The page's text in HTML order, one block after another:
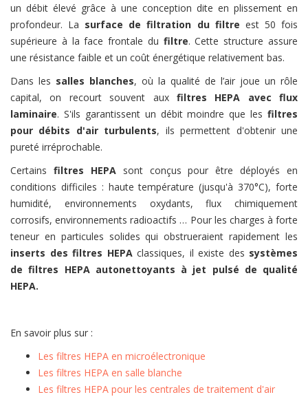
un débit élevé grâce à une conception dite en plissement en
profondeur. La surface de filtration du filtre est 50 fois
supérieure à la face frontale du filtre. Cette structure assure
une résistance faible et un coût énergétique relativement bas.
Dans les salles blanches, où la qualité de l’air joue un rôle
capital, on recourt souvent aux filtres HEPA avec flux
laminaire. S'ils garantissent un débit moindre que les filtres
pour débits d'air turbulents, ils permettent d'obtenir une
pureté irréprochable.
Certains filtres HEPAsont conçus pour être déployés en
conditions difficiles : haute température (jusqu'à 370°C), forte
humidité, environnements oxydants, flux chimiquement
corrosifs, environnements radioactifs … Pour les charges à forte
teneur en particules solides qui obstrueraient rapidement les
inserts des filtres HEPAclassiques, il existe des systèmes
de filtres HEPA autonettoyants à jet pulsé de qualité
HEPA.
En savoir plus sur :
Les filtres HEPA en microélectronique
Les filtres HEPA en salle blanche
Les filtres HEPA pour les centrales de traitement d'air